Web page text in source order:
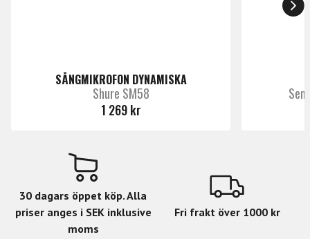
SÅNGMIKROFON DYNAMISKA
Shure SM58
1 269 kr
30 dagars öppet köp. Alla
priser anges i SEK inklusive
moms
Fri frakt över 1000 kr